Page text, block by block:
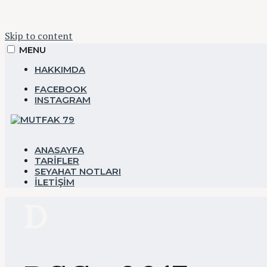
Skip to content
MENU
HAKKIMDA
FACEBOOK
INSTAGRAM
YEMEK&SEYAHAT
ANASAYFA
TARIFLER
SEYAHAT NOTLARI
İLETIŞIM